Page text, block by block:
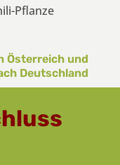
Pflanze
Österreich und
Deutschland